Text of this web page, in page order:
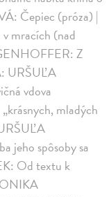
Čepiec (próza) |
mracích (nad
Z
URŠUĽA
vdova
mladých
jeho spôsoby sa
Od textu k